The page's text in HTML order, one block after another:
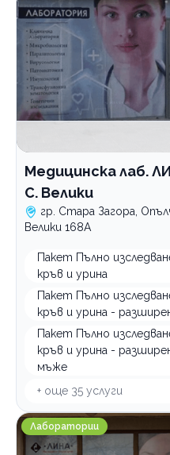
Медицинска лаб.
С. Велики
гр. Стара Загора,
Велики 168А
Пакет Пълно
кръв и урина
Пакет Пълно
кръв и урина -
Пакет Пълно
кръв и урина -
мъже
+ още 35 услуги
Медицинска
Лаборатории